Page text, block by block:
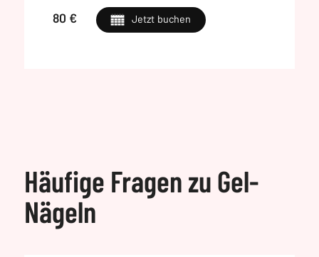
80 € Jetzt buchen
Häufige Fragen zu Gel-
Nägeln